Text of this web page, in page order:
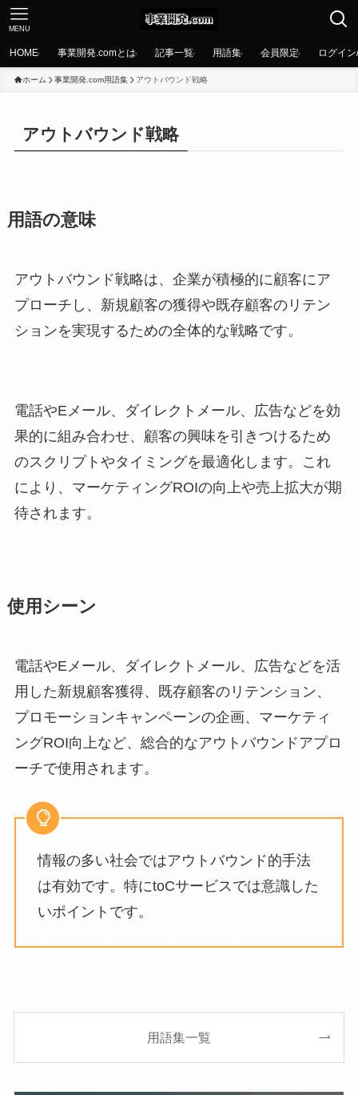
MENU
HOME 事業開発.comとは 記事一覧 用語集 会員限定 ログイ
ホーム 事業開発.com用語集 アウトバウンド戦略
アウトバウンド戦略
用語の意味
アウトバウンド戦略は、企業が積極的に顧客にア
プローチし、新規顧客の獲得や既存顧客のリテン
ションを実現するための全体的な戦略です。
電話やEメール、ダイレクトメール、広告などを効
果的に組み合わせ、顧客の興味を引きつけるため
のスクリプトやタイミングを最適化します。これ
により、マーケティングROIの向上や売上拡大が期
待されます。
使用シーン
電話やEメール、ダイレクトメール、広告などを活
用した新規顧客獲得、既存顧客のリテンション、
プロモーションキャンペーンの企画、マーケティ
ングROI向上など、総合的なアウトバウンドアプロ
ーチで使用されます。
情報の多い社会ではアウトバウンド的手法
は有効です。特にtoCサービスでは意識した
いポイントです。
用語集一覧